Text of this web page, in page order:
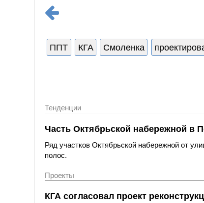
ППТ КГА Смоленка
Тенденции
Часть Октябрьской набережной в
Ряд участков Октябрьской набережной от
полос.
Проекты
КГА согласовал проект